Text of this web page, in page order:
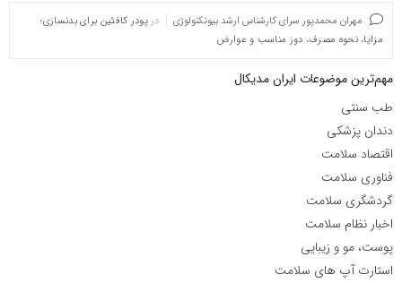
مهران محمدپور سرای کارشناس ارشد بیوتکنولوژی در پودر کافئین برای بدنسازی؛
مزایا، نحوه مصرف، دوز مناسب و عوارض
مهم‌ترین موضوعات ایران مدیکال
طب سنتی
دندان پزشکی
اقتصاد سلامت
فناوری سلامت
گردشگری سلامت
اخبار نظام سلامت
پوست، مو و زیبایی
استارت آپ های سلامت